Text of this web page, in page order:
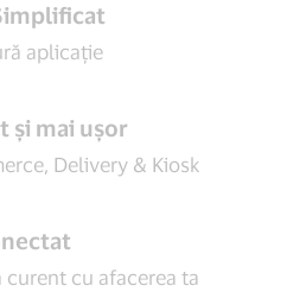
aplicație
și mai ușor
Delivery & Kiosk
curent cu afacerea ta